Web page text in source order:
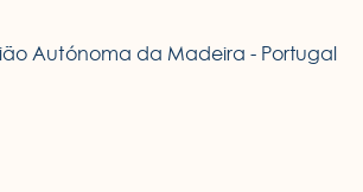
Autónoma da Madeira - Portugal